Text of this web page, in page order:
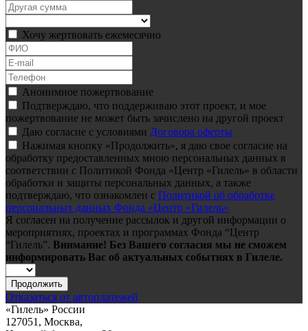
Хочу жертвовать ежемесячно
Анонимное пожертвование
Подтверждаю, что поддерживаю этот проект, и мое
пожертвование не может быть зачислено на другой проект
Даю согласие с условиями Договора оферты
Нажимая кнопку «Продолжить», я даю свое согласие на
обработку предоставленных мною персональных данных в
соответствии с Политикой Фонда «Центр «Гилель» в области
обработки и защиты персональных данных, а также
подтверждаю, что ознакомлен с Политикой об обработке
персональных данных Фонда «Центр «Гилель»
Я согласен на получение рассылок и другой информации о
мероприятиях, проектах и программах Фонда “Центр
“Гилель”. Внимание! Без Вашего согласия мы не сможем
информировать Вас об актуальных событиях в Гилеле.
Продолжить
Отказаться от автоплатежей
«Гилель» России
127051, Москва,